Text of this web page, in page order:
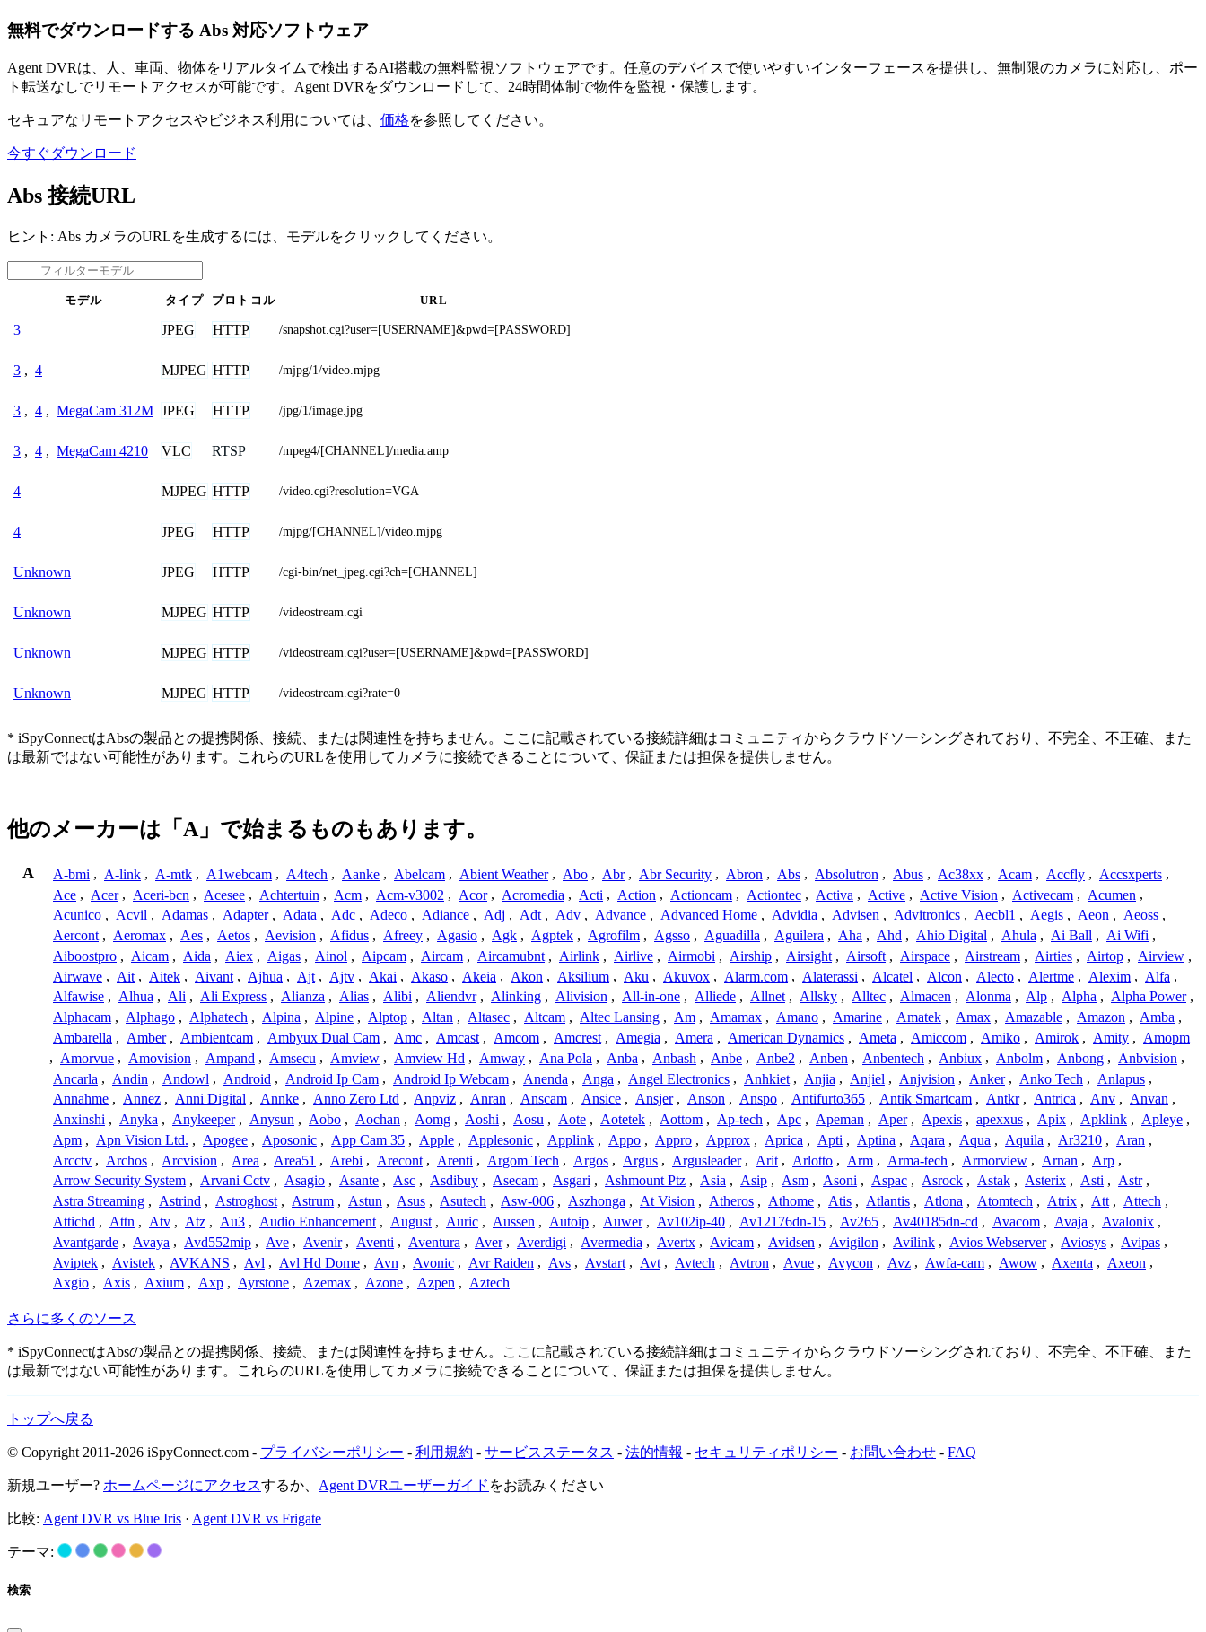
無料でダウンロードする Abs 対応ソフトウェア
Agent DVRは、人、車両、物体をリアルタイムで検出するAI搭載の無料監視ソフトウェアです。任意のデバイスで使いやすいインターフェースを提供し、無制限のカメラに対応し、ポー
ト転送なしでリモートアクセスが可能です。Agent DVRをダウンロードして、24時間体制で物件を監視・保護します。
セキュアなリモートアクセスやビジネス利用については、 価格を参照してください。
今すぐダウンロード
Abs 接続URL
ヒント: Abs カメラのURLを生成するには、モデルをクリックしてください。
モデル タイプ プロトコル URL
3 JPEG HTTP /snapshot.cgi?user=[USERNAME]&pwd=[PASSWORD]
3 , 4 MJPEG HTTP /mjpg/1/video.mjpg
3 , 4 , MegaCam 312M JPEG HTTP /jpg/1/image.jpg
3 , 4 , MegaCam 4210 VLC RTSP /mpeg4/[CHANNEL]/media.amp
4 MJPEG HTTP /video.cgi?resolution=VGA
4 JPEG HTTP /mjpg/[CHANNEL]/video.mjpg
Unknown JPEG HTTP /cgi-bin/net_jpeg.cgi?ch=[CHANNEL]
Unknown MJPEG HTTP /videostream.cgi
Unknown MJPEG HTTP /videostream.cgi?user=[USERNAME]&pwd=[PASSWORD]
Unknown MJPEG HTTP /videostream.cgi?rate=0
* iSpyConnectはAbsの製品との提携関係、接続、または関連性を持ちません。ここに記載されている接続詳細はコミュニティからクラウドソーシングされており、不完全、不正確、また
は最新ではない可能性があります。これらのURLを使用してカメラに接続できることについて、保証または担保を提供しません。
他のメーカーは「A」で始まるものもあります。
A A-bmi , A-link , A-mtk , A1webcam , A4tech , Aanke , Abelcam , Abient Weather , Abo , Abr , Abr Security , Abron , Abs , Absolutron , Abus , Ac38xx , Acam , Accfly , Accsxperts ,
Ace , Acer , Aceri-bcn , Acesee , Achtertuin , Acm , Acm-v3002 , Acor , Acromedia , Acti , Action , Actioncam , Actiontec , Activa , Active , Active Vision , Activecam , Acumen ,
Acunico , Acvil , Adamas , Adapter , Adata , Adc , Adeco , Adiance , Adj , Adt , Adv , Advance , Advanced Home , Advidia , Advisen , Advitronics , Aecbl1 , Aegis , Aeon , Aeoss ,
Aercont , Aeromax , Aes , Aetos , Aevision , Afidus , Afreey , Agasio , Agk , Agptek , Agrofilm , Agsso , Aguadilla , Aguilera , Aha , Ahd , Ahio Digital , Ahula , Ai Ball , Ai Wifi ,
Aiboostpro , Aicam , Aida , Aiex , Aigas , Ainol , Aipcam , Aircam , Aircamubnt , Airlink , Airlive , Airmobi , Airship , Airsight , Airsoft , Airspace , Airstream , Airties , Airtop , Airview ,
Airwave , Ait , Aitek , Aivant , Ajhua , Ajt , Ajtv , Akai , Akaso , Akeia , Akon , Aksilium , Aku , Akuvox , Alarm.com , Alaterassi , Alcatel , Alcon , Alecto , Alertme , Alexim , Alfa ,
Alfawise , Alhua , Ali , Ali Express , Alianza , Alias , Alibi , Aliendvr , Alinking , Alivision , All-in-one , Alliede , Allnet , Allsky , Alltec , Almacen , Alonma , Alp , Alpha , Alpha Power ,
Alphacam , Alphago , Alphatech , Alpina , Alpine , Alptop , Altan , Altasec , Altcam , Altec Lansing , Am , Amamax , Amano , Amarine , Amatek , Amax , Amazable , Amazon , Amba ,
Ambarella , Amber , Ambientcam , Ambyux Dual Cam , Amc , Amcast , Amcom , Amcrest , Amegia , Amera , American Dynamics , Ameta , Amiccom , Amiko , Amirok , Amity , Amopm
, Amorvue , Amovision , Ampand , Amsecu , Amview , Amview Hd , Amway , Ana Pola , Anba , Anbash , Anbe , Anbe2 , Anben , Anbentech , Anbiux , Anbolm , Anbong , Anbvision ,
Ancarla , Andin , Andowl , Android , Android Ip Cam , Android Ip Webcam , Anenda , Anga , Angel Electronics , Anhkiet , Anjia , Anjiel , Anjvision , Anker , Anko Tech , Anlapus ,
Annahme , Annez , Anni Digital , Annke , Anno Zero Ltd , Anpviz , Anran , Anscam , Ansice , Ansjer , Anson , Anspo , Antifurto365 , Antik Smartcam , Antkr , Antrica , Anv , Anvan ,
Anxinshi , Anyka , Anykeeper , Anysun , Aobo , Aochan , Aomg , Aoshi , Aosu , Aote , Aotetek , Aottom , Ap-tech , Apc , Apeman , Aper , Apexis , apexxus , Apix , Apklink , Apleye ,
Apm , Apn Vision Ltd. , Apogee , Aposonic , App Cam 35 , Apple , Applesonic , Applink , Appo , Appro , Approx , Aprica , Apti , Aptina , Aqara , Aqua , Aquila , Ar3210 , Aran ,
Arcctv , Archos , Arcvision , Area , Area51 , Arebi , Arecont , Arenti , Argom Tech , Argos , Argus , Argusleader , Arit , Arlotto , Arm , Arma-tech , Armorview , Arnan , Arp ,
Arrow Security System , Arvani Cctv , Asagio , Asante , Asc , Asdibuy , Asecam , Asgari , Ashmount Ptz , Asia , Asip , Asm , Asoni , Aspac , Asrock , Astak , Asterix , Asti , Astr ,
Astra Streaming , Astrind , Astroghost , Astrum , Astun , Asus , Asutech , Asw-006 , Aszhonga , At Vision , Atheros , Athome , Atis , Atlantis , Atlona , Atomtech , Atrix , Att , Attech ,
Attichd , Attn , Atv , Atz , Au3 , Audio Enhancement , August , Auric , Aussen , Autoip , Auwer , Av102ip-40 , Av12176dn-15 , Av265 , Av40185dn-cd , Avacom , Avaja , Avalonix ,
Avantgarde , Avaya , Avd552mip , Ave , Avenir , Aventi , Aventura , Aver , Averdigi , Avermedia , Avertx , Avicam , Avidsen , Avigilon , Avilink , Avios Webserver , Aviosys , Avipas ,
Aviptek , Avistek , AVKANS , Avl , Avl Hd Dome , Avn , Avonic , Avr Raiden , Avs , Avstart , Avt , Avtech , Avtron , Avue , Avycon , Avz , Awfa-cam , Awow , Axenta , Axeon ,
Axgio , Axis , Axium , Axp , Ayrstone , Azemax , Azone , Azpen , Aztech
さらに多くのソース
* iSpyConnectはAbsの製品との提携関係、接続、または関連性を持ちません。ここに記載されている接続詳細はコミュニティからクラウドソーシングされており、不完全、不正確、また
は最新ではない可能性があります。これらのURLを使用してカメラに接続できることについて、保証または担保を提供しません。
トップへ戻る
© Copyright 2011-2026 iSpyConnect.com - プライバシーポリシー - 利用規約 - サービスステータス - 法的情報 - セキュリティポリシー - お問い合わせ - FAQ
新規ユーザー? ホームページにアクセスするか、 Agent DVRユーザーガイド をお読みください
比較: Agent DVR vs Blue Iris · Agent DVR vs Frigate
テーマ:
検索